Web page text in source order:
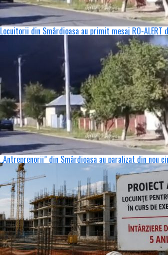
Locuitorii din Smârdioasa au primit mesaj RO-
„Antreprenorii” din Smârdioasa au paralizat din nou